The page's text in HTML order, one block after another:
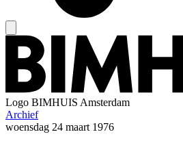
Logo BIMHUIS Amsterdam
Archief
woensdag 24 maart 1976